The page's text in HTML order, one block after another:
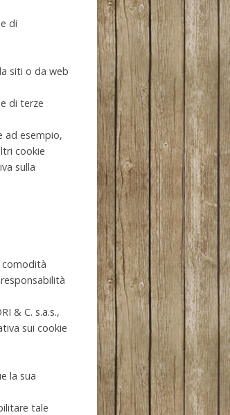
di
siti o da web
di terze
ad esempio,
cookie
sulla
comodità
& C. s.a.s.,
sui cookie
la sua
tale